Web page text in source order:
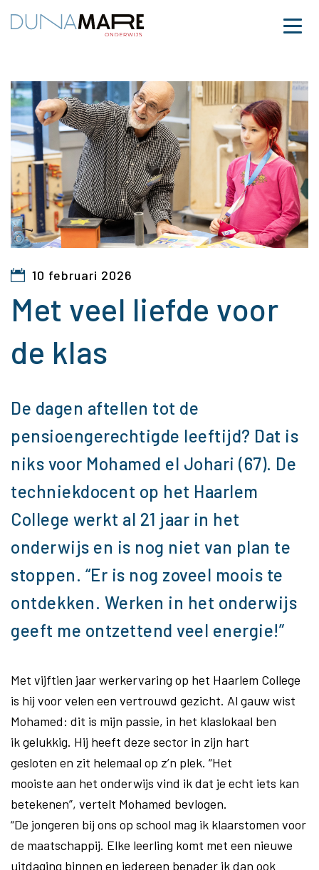
Menu
Met veel liefde voor de
10 februari 2026
Met veel liefde voor
de klas
De dagen aftellen tot de
pensioengerechtigde leeftijd? Dat is
niks voor Mohamed el Johari (67). De
techniekdocent op het Haarlem
College werkt al 21 jaar in het
onderwijs en is nog niet van plan te
stoppen. “Er is nog zoveel moois te
ontdekken. Werken in het onderwijs
geeft me ontzettend veel energie!”
Met vijftien jaar werkervaring op het Haarlem College
is hij voor velen een vertrouwd gezicht. Al gauw wist
Mohamed: dit is mijn passie, in het klaslokaal ben
ik gelukkig. Hij heeft deze sector in zijn hart
gesloten en zit helemaal op z’n plek. “Het
mooiste aan het onderwijs vind ik dat je echt iets kan
betekenen”, vertelt Mohamed bevlogen.
“De jongeren bij ons op school mag ik klaarstomen voor
de maatschappij. Elke leerling komt met een nieuwe
uitdaging binnen en iedereen benader ik dan ook